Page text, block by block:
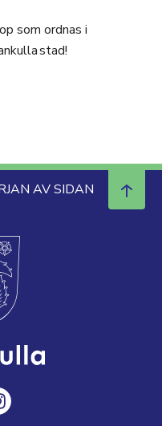
som ordnas i
stad!
AV SIDAN